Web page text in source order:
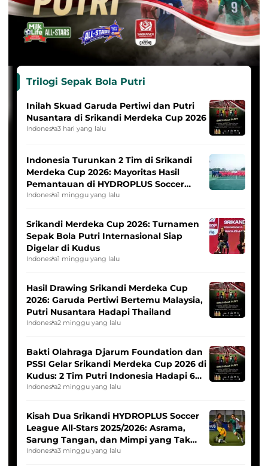
Trilogi Sepak Bola Putri
Inilah Skuad Garuda Pertiwi dan Putri
Nusantara di Srikandi Merdeka Cup 2026
Indonesia3 hari yang lalu
Indonesia Turunkan 2 Tim di Srikandi
Merdeka Cup 2026: Mayoritas Hasil
Pemantauan di HYDROPLUS Soccer
League
Indonesia1 minggu yang lalu
Srikandi Merdeka Cup 2026: Turnamen
Sepak Bola Putri Internasional Siap
Digelar di Kudus
Indonesia1 minggu yang lalu
Hasil Drawing Srikandi Merdeka Cup
2026: Garuda Pertiwi Bertemu Malaysia,
Putri Nusantara Hadapi Thailand
Indonesia2 minggu yang lalu
Bakti Olahraga Djarum Foundation dan
PSSI Gelar Srikandi Merdeka Cup 2026 di
Kudus: 2 Tim Putri Indonesia Hadapi 6
Tim Asia
Indonesia2 minggu yang lalu
Kisah Dua Srikandi HYDROPLUS Soccer
League All-Stars 2025/2026: Asrama,
Sarung Tangan, dan Mimpi yang Tak
Pernah Padam
Indonesia3 minggu yang lalu